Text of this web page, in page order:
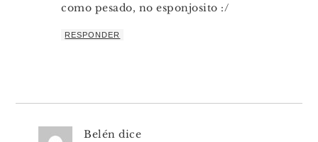
como pesado, no esponjosito :/
RESPONDER
Belén dice